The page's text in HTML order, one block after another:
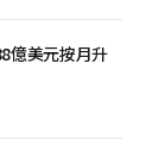
億美元按月升